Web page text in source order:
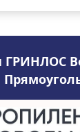
ГРИНЛОС